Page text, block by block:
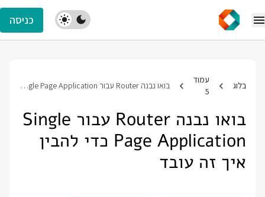
כניסה
בלוג
עמוד
5
בואו נבנה Router עבור Single Page Application כדי להבין איך זה עובד
בואו נבנה Router עבור Single
Page Application כדי להבין
איך זה עובד